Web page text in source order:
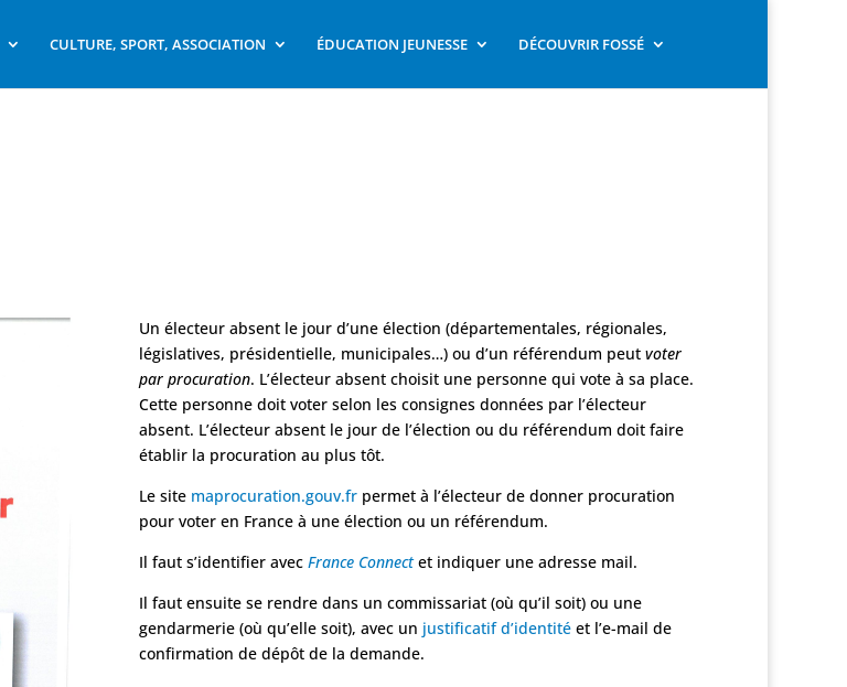
CULTURE, SPORT, ASSOCIATION ÉDUCATION JEUNESSE DÉCOUVRIR FOSSÉ
Un électeur absent le jour d’une élection (départementales, régionales,
législatives, présidentielle, municipales…) ou d’un référendum peut voter
par procuration. L’électeur absent choisit une personne qui vote à sa place.
Cette personne doit voter selon les consignes données par l’électeur
absent. L’électeur absent le jour de l’élection ou du référendum doit faire
établir la procuration au plus tôt.
Le site maprocuration.gouv.frpermet à l’électeur de donner procuration
pour voter en France à une élection ou un référendum.
Il faut s’identifier avec France Connect et indiquer une adresse mail.
Il faut ensuite se rendre dans un commissariat (où qu’il soit) ou une
gendarmerie (où qu’elle soit), avec un justificatif d’identité et l’e-mail de
confirmation de dépôt de la demande.